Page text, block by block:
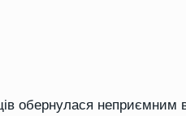
обернулася неприємним